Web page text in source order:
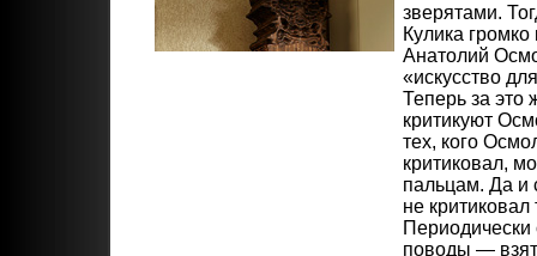
зверятами.
Кулика
Анатолий
«искусство
Теперь за это
критикуют
тех, кого
критиковал,
пальцам. Да и
не
Периодически
поводы —